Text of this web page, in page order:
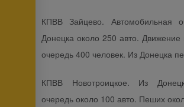
КПВВ Зайцево. Автомобильная
Донецка около 250 авто.
очередь 400 человек. Из Донецка
КПВВ Новотроицкое. Из
очередь около 100 авто. Пеших